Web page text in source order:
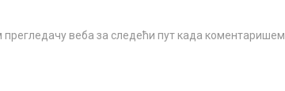
веба за следећи пут када коментаришем.